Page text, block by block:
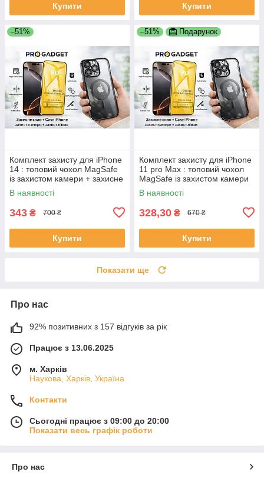
Купити Купити
–51%
Комплект захисту для iPhone
14 : топовий чохол MagSafe
із захистом камери + захисне
скло 9D | Вибір кольору
В наявності
343 ₴ 700 ₴
Купити
–51% Подарунок
Комплект захисту для iPhone
11 pro Max : топовий чохол
MagSafe із захистом камери
+ захисне скло 9D | Вибір
кольору
В наявності
328,30 ₴ 670 ₴
Купити
Показати ще
Про нас
92% позитивних з 157 відгуків за рік
Працює з 13.06.2025
м. Харків
Наукова, Харків, Україна
Контакти
Сьогодні працює з 09:00 до 20:00
Показати весь графік роботи
Про нас